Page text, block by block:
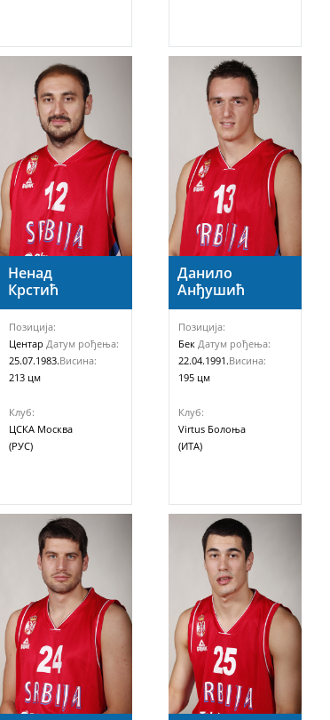
Ненад
Крстић
Позиција:
ЦентарДатум рођења:
25.07.1983.Висина:
213 цм
Клуб:
ЦСКА Москва
(РУС)
Данило
Анђушић
Позиција:
Бек Датум рођења:
22.04.1991.Висина:
195 цм
Клуб:
Virtus Болоња
(ИТА)